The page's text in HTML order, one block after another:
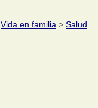
Vida en familia > Salud